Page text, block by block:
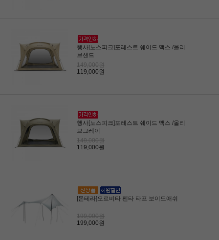
행사[노스피크]포레스트 쉐이드 맥스 /올리
브샌드
149,000원
119,000원
행사[노스피크]포레스트 쉐이드 맥스 /올리
브그레이
149,000원
119,000원
[몬테라]오르비타 펜타 타프 보이드애쉬
199,000원
199,000원